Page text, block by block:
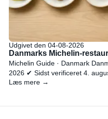
Udgivet den 04-08-2026
Danmarks Michelin-
Michelin Guide · Danmark
2026 ✔ Sidst verificeret 4.
Læs mere →